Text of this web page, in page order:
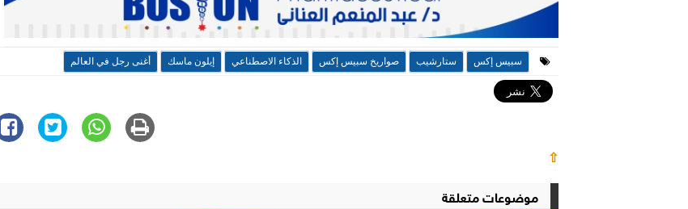
سبيس إكس ستارشيب صواريخ سبيس إكس الذكاء الاصطناعي إيلون ماسك أغنى رجل في العالم
⇧
موضوعات متعلقة